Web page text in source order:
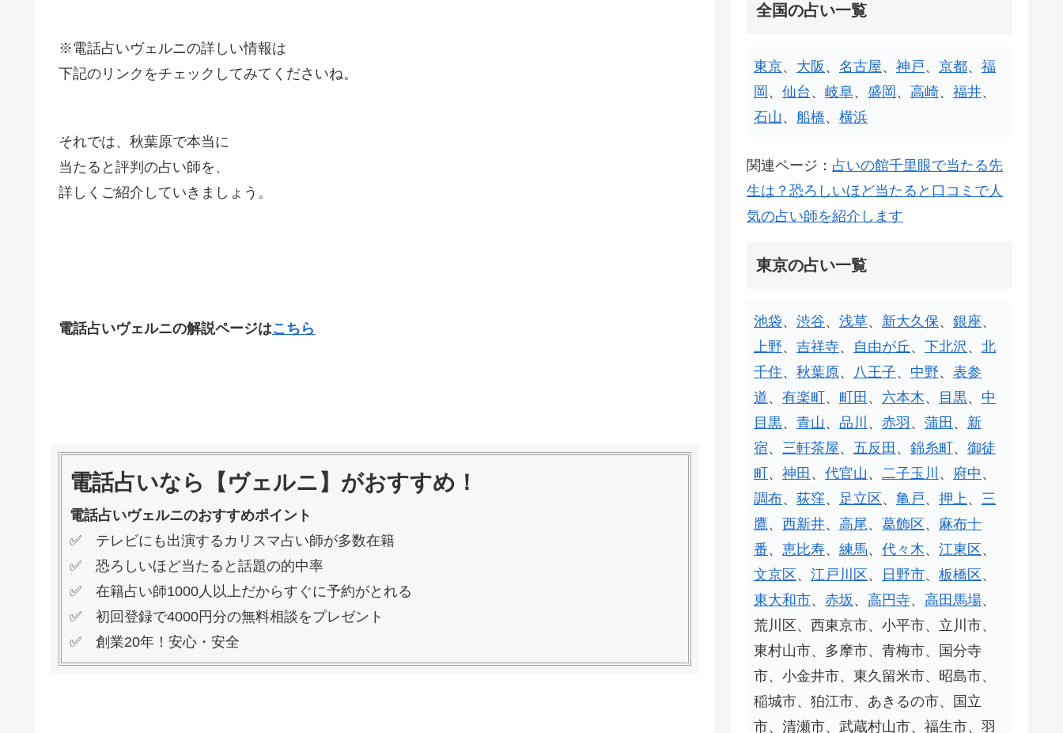
※電話占いヴェルニの詳しい情報は
下記のリンクをチェックしてみてくださいね。
それでは、秋葉原で本当に
当たると評判の占い師を、
詳しくご紹介していきましょう。
電話占いヴェルニの解説ページはこちら
電話占いなら【ヴェルニ】がおすすめ！
電話占いヴェルニのおすすめポイント
✅ テレビにも出演するカリスマ占い師が多数在籍
✅ 恐ろしいほど当たると話題の的中率
✅ 在籍占い師1000人以上だからすぐに予約がとれる
✅ 初回登録で4000円分の無料相談をプレゼント
✅ 創業20年！安心・安全
全国の占い一覧
東京、 大阪 、 名古屋、 神戸、 京都、 福
岡 、 仙台 、 岐阜、 盛岡 、 高崎、 福井、
石山 、 船橋、 横浜
関連ページ： 占いの館千里眼で当たる先
生は？恐ろしいほど当たると口コミで人
気の占い師を紹介します
東京の占い一覧
池袋、 渋谷、 浅草、 新大久保、 銀座、
上野、 吉祥寺、 自由が丘 、 下北沢 、 北
千住、 秋葉原、 八王子、 中野、 表参
道、 有楽町、 町田 、 六本木、 目黒、 中
目黒、 青山 、 品川 、 赤羽 、 蒲田 、 新
宿、 三軒茶屋、 五反田 、 錦糸町、 御徒
町、 神田 、 代官山 、 二子玉川 、 府中 、
調布、 荻窪、 足立区、 亀戸、 押上 、 三
鷹、 西新井、 高尾 、 葛飾区、 麻布十
番、 恵比寿、 練馬、 代々木、 江東区、
文京区、 江戸川区、 日野市、 板橋区、
東大和市、 赤坂 、 高円寺、 高田馬場、
荒川区、西東京市、小平市、立川市、
東村山市、多摩市、青梅市、国分寺
市、小金井市、東久留米市、昭島市、
稲城市、狛江市、あきるの市、国立
市、清瀬市、武蔵村山市、福生市、羽